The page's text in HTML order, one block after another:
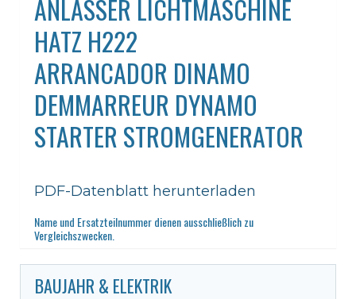
ANLASSER LICHTMASCHINE
HATZ H222
ARRANCADOR DINAMO
DEMMARREUR DYNAMO
STARTER STROMGENERATOR
PDF-Datenblatt herunterladen
Name und Ersatzteilnummer dienen ausschließlich zu
Vergleichszwecken.
BAUJAHR & ELEKTRIK